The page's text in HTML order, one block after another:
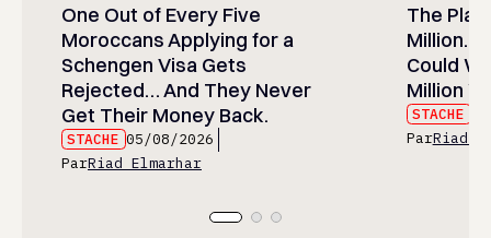
One Out of Every Five
Moroccans Applying for a
Schengen Visa Gets
Rejected… And They Never
Get Their Money Back.
STACHE 05/08/2026
ParRiad Elmarhar
The
Million…
Could
Million
STACHE
ParRiad